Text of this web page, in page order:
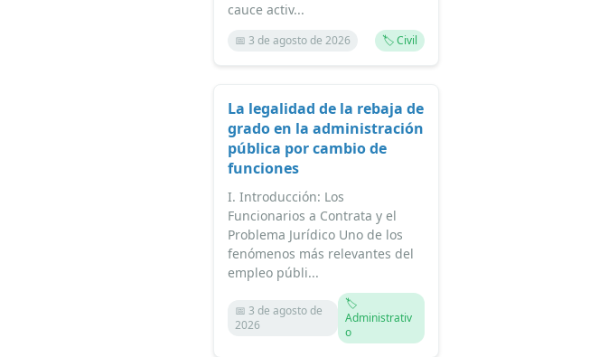
cauce activ...
📅 3 de agosto de 2026 🏷️ Civil
La legalidad de la rebaja de
grado en la administración
pública por cambio de
funciones
I. Introducción: Los
Funcionarios a Contrata y el
Problema Jurídico Uno de los
fenómenos más relevantes del
empleo públi...
📅 3 de agosto de
2026
🏷️
Administrativ
o